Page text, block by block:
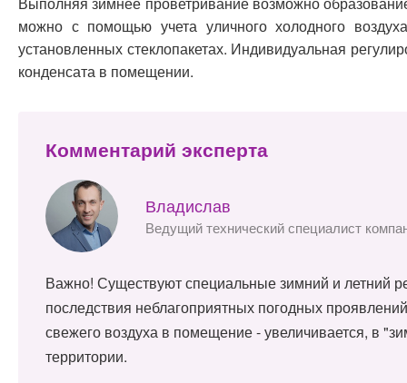
можно с помощью учета уличного холодного
установленных стеклопакетах. Индивидуальная
конденсата в помещении.
Комментарий эксперта
Владислав
Ведущий технический специалист
Важно! Существуют специальные зимний и летний
последствия неблагоприятных погодных
свежего воздуха в помещение - увеличивается, в
территории.